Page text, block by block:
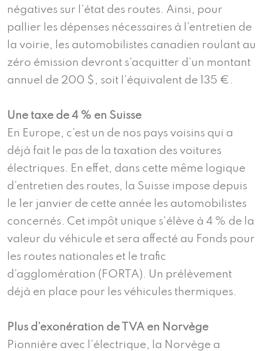
négatives sur l’état des routes. Ainsi, pour
pallier les dépenses nécessaires à l’entretien de
la voirie, les automobilistes canadien roulant au
zéro émission devront s’acquitter d’un montant
annuel de 200 $, soit l’équivalent de 135 €.
Une taxe de 4 % en Suisse
En Europe, c’est un de nos pays voisins qui a
déjà fait le pas de la taxation des voitures
électriques. En effet, dans cette même logique
d’entretien des routes, la Suisse impose depuis
le 1er janvier de cette année les automobilistes
concernés. Cet impôt unique s’élève à 4 % de la
valeur du véhicule et sera affecté au Fonds pour
les routes nationales et le trafic
d’agglomération (FORTA). Un prélèvement
déjà en place pour les véhicules thermiques.
Plus d’exonération de TVA en Norvège
Pionnière avec l’électrique, la Norvège a